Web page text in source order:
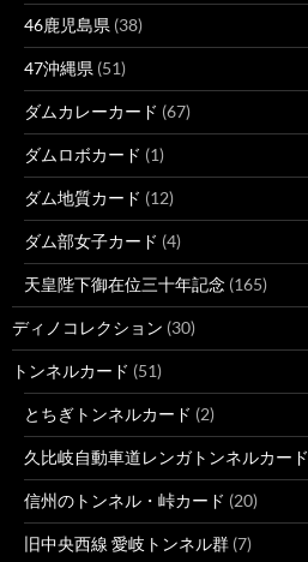
46鹿児島県 (38)
47沖縄県 (51)
ダムカレーカード (67)
ダムロボカード (1)
ダム地質カード (12)
ダム部女子カード (4)
天皇陛下御在位三十年記念 (165)
ディノコレクション (30)
トンネルカード (51)
とちぎトンネルカード (2)
久比岐自動車道レンガトンネルカード
信州のトンネル・峠カード (20)
旧中央西線 愛岐トンネル群 (7)